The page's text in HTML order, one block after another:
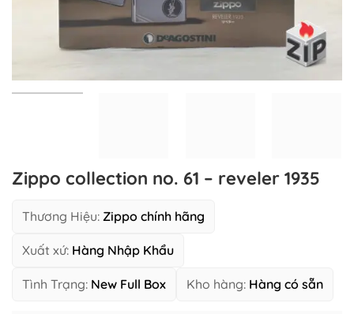
Zippo collection no. 61 – reveler 1935
Thương Hiệu: Zippo chính hãng
Xuất xứ: Hàng Nhập Khẩu
Tình Trạng: New Full Box Kho hàng: Hàng có sẵn